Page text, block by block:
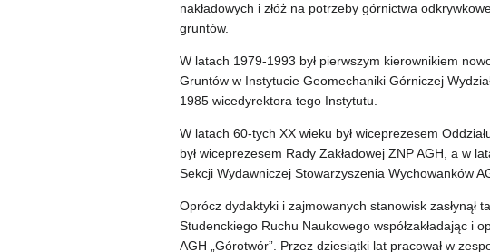
nakładowych i złóż na potrzeby górnictwa
gruntów.
W latach 1979-1993 był pierwszym kierownikiem
Gruntów w Instytucie Geomechaniki Górniczej
1985 wicedyrektora tego Instytutu.
W latach 60-tych XX wieku był wiceprezesem
był wiceprezesem Rady Zakładowej ZNP AGH, a w
Sekcji Wydawniczej Stowarzyszenia Wychowanków
Oprócz dydaktyki i zajmowanych stanowisk zasłynął
Studenckiego Ruchu Naukowego współzakładając i
AGH „Górotwór”. Przez dziesiątki lat pracował w